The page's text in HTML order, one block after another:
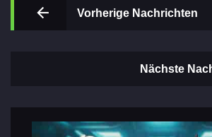
KontakteVorherige Nachrichten
Nächste